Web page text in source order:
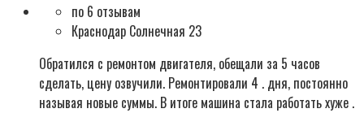
по 6 отзывам
Краснодар Солнечная 23
Обратился с ремонтом двигателя, обещали за 5 часов
сделать, цену озвучили. Ремонтировали 4 . дня, постоянно
называя новые суммы. В итоге машина стала работать хуже .